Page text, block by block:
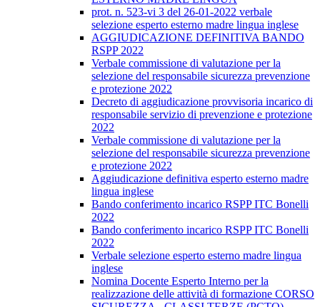
prot. n. 523-vi 3 del 26-01-2022 verbale
selezione esperto esterno madre lingua inglese
AGGIUDICAZIONE DEFINITIVA BANDO
RSPP 2022
Verbale commissione di valutazione per la
selezione del responsabile sicurezza prevenzione
e protezione 2022
Decreto di aggiudicazione provvisoria incarico di
responsabile servizio di prevenzione e protezione
2022
Verbale commissione di valutazione per la
selezione del responsabile sicurezza prevenzione
e protezione 2022
Aggiudicazione definitiva esperto esterno madre
lingua inglese
Bando conferimento incarico RSPP ITC Bonelli
2022
Bando conferimento incarico RSPP ITC Bonelli
2022
Verbale selezione esperto esterno madre lingua
inglese
Nomina Docente Esperto Interno per la
realizzazione delle attività di formazione CORSO